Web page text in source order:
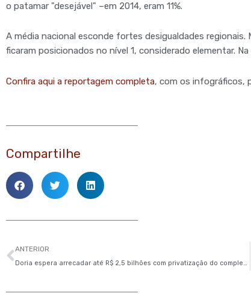
o patamar "desejável" –em 2014, eram 11%.
A média nacional esconde fortes desigualdades
ficaram posicionados no nível 1, considerado elementar. Na
Confira aqui a reportagem completa, com os infográficos,
Compartilhe
Anterior
ANTERIOR
Doria espera arrecadar até R$ 2,5 bilhões com privatização do complexo de Interlagos